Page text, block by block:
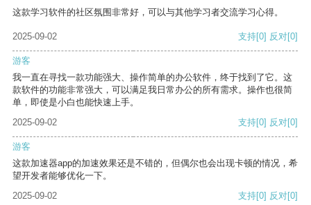
这款学习软件的社区氛围非常好，可以与其他学习者交流学习心得。
2025-09-02 支持[0] 反对[0]
游客
我一直在寻找一款功能强大、操作简单的办公软件，终于找到了它。这
款软件的功能非常强大，可以满足我日常办公的所有需求。操作也很简
单，即使是小白也能快速上手。
2025-09-02
支持[0] 反对[0]
游客
这款加速器app的加速效果还是不错的，但偶尔也会出现卡顿的情况，希
望开发者能够优化一下。
2025-09-02
支持[0] 反对[0]